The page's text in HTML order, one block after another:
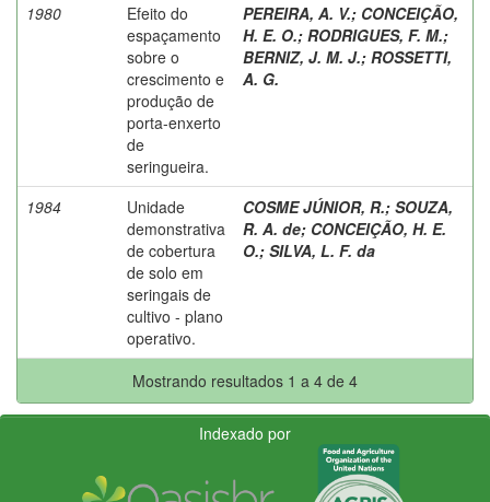
1980
Efeito do
espaçamento
sobre o
crescimento e
produção de
porta-enxerto
de
seringueira.
PEREIRA, A. V.; CONCEIÇÃO,
H. E. O.; RODRIGUES, F. M.;
BERNIZ, J. M. J.; ROSSETTI,
A. G.
1984
Unidade
demonstrativa
de cobertura
de solo em
seringais de
cultivo - plano
operativo.
COSME JÚNIOR, R.; SOUZA,
R. A. de; CONCEIÇÃO, H. E.
O.; SILVA, L. F. da
Mostrando resultados 1 a 4 de 4
Indexado por